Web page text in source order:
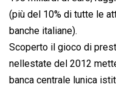
(più del 10% di tutte le
banche italiane).
Scoperto il gioco di
nellestate del 2012
banca centrale lunica